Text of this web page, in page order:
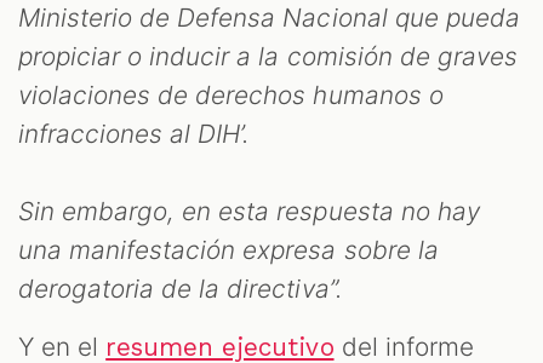
Ministerio de Defensa Nacional que pueda
propiciar o inducir a la comisión de graves
violaciones de derechos humanos o
infracciones al DIH’.
Sin embargo, en esta respuesta no hay
una manifestación expresa sobre la
derogatoria de la directiva”.
Y en el resumen ejecutivo del informe